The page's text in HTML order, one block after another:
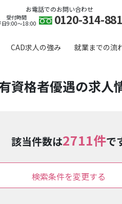
お電話でのお問い合わせ
受付時間
日9:00〜18:00
0120-314-881
CAD求人の強み 就業までの流
資格者優遇の求人
該当件数は2711件で
検索条件を変更する